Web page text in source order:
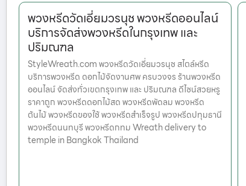
พวงหรีดวัดเอี่ยมวรนุช พวงหรีดออนไลน์
บริการจัดส่งพวงหรีดในกรุงเทพ และ
ปริมณฑล
StyleWreath.com พวงหรีดวัดเอี่ยมวรนุช สไตล์หรีด
บริการพวงหรีด ดอกไม้จัดงานศพ ครบวงจร ร้านพวงหรีด
ออนไลน์ จัดส่งทั่วเขตกรุงเทพ และ ปริมณฑล ดีไซน์สวยหรู
ราคาถูก พวงหรีดดอกไม้สด พวงหรีดพัดลม พวงหรีด
ต้นไม้ พวงหรีดของใช้ พวงหรีดสำเร็จรูป พวงหรีดปทุมธานี
พวงหรีดนนทบุรี พวงหรีดกทม Wreath delivery to
temple in Bangkok Thailand